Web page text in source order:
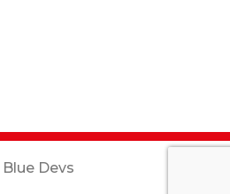
Blue Devs